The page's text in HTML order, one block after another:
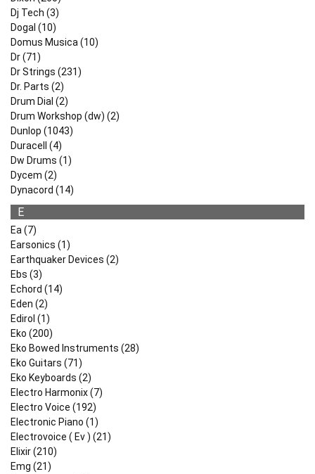
Dj Tech (3)
Dogal (10)
Domus Musica (10)
Dr (71)
Dr Strings (231)
Dr. Parts (2)
Drum Dial (2)
Drum Workshop (dw) (2)
Dunlop (1043)
Duracell (4)
Dw Drums (1)
Dycem (2)
Dynacord (14)
E
Ea (7)
Earsonics (1)
Earthquaker Devices (2)
Ebs (3)
Echord (14)
Eden (2)
Edirol (1)
Eko (200)
Eko Bowed Instruments (28)
Eko Guitars (71)
Eko Keyboards (2)
Electro Harmonix (7)
Electro Voice (192)
Electronic Piano (1)
Electrovoice ( Ev ) (21)
Elixir (210)
Emg (21)